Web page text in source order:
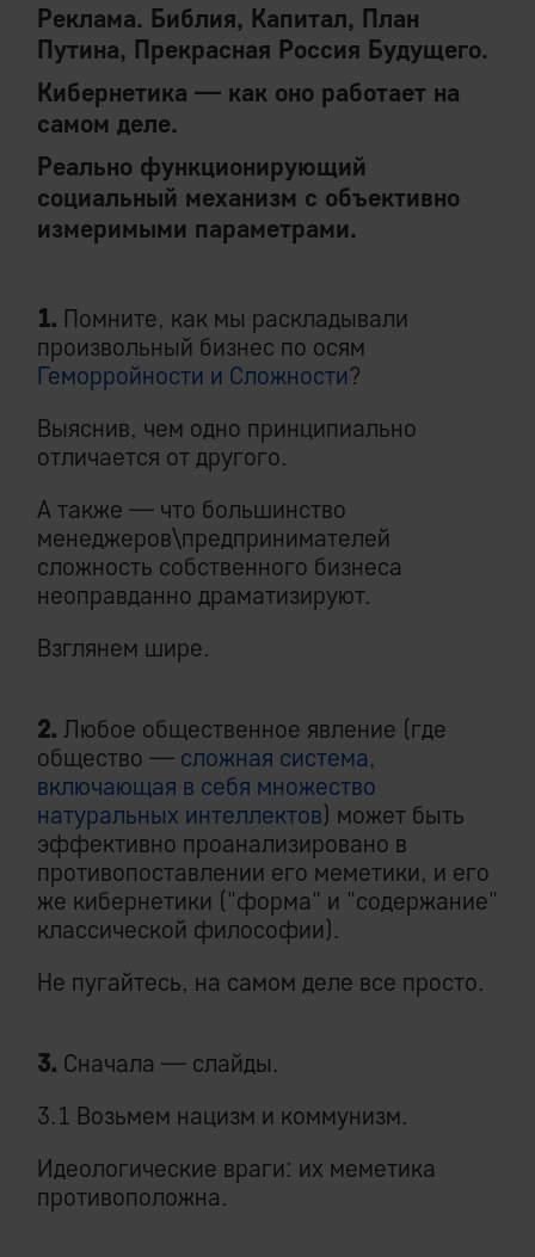
Реклама. Библия, Капитал, План
Путина, Прекрасная Россия Будущего.
Кибернетика — как оно работает на
самом деле.
Реально функционирующий
социальный механизм с объективно
измеримыми параметрами.
1. Помните, как мы раскладывали
произвольный бизнес по осям
Геморройности и Сложности?
Выяснив, чем одно принципиально
отличается от другого.
А также — что большинство
менеджеров\предпринимателей
сложность собственного бизнеса
неоправданно драматизируют.
Взглянем шире.
2. Любое общественное явление (где
общество — сложная система,
включающая в себя множество
натуральных интеллектов) может быть
эффективно проанализировано в
противопоставлении его меметики, и его
же кибернетики ("форма" и "содержание"
классической философии).
Не пугайтесь, на самом деле все просто.
3. Сначала — слайды.
3.1 Возьмем нацизм и коммунизм.
Идеологические враги: их меметика
противоположна.